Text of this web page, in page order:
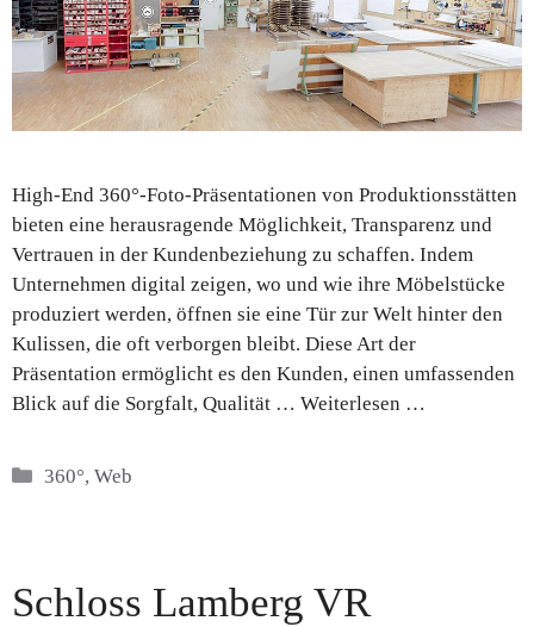
High-End 360°-Foto-Präsentationen von Produktionsstätten
bieten eine herausragende Möglichkeit, Transparenz und
Vertrauen in der Kundenbeziehung zu schaffen. Indem
Unternehmen digital zeigen, wo und wie ihre Möbelstücke
produziert werden, öffnen sie eine Tür zur Welt hinter den
Kulissen, die oft verborgen bleibt. Diese Art der
Präsentation ermöglicht es den Kunden, einen umfassenden
Blick auf die Sorgfalt, Qualität … Weiterlesen …
Kategorien
360°,Web
Schloss Lamberg VR